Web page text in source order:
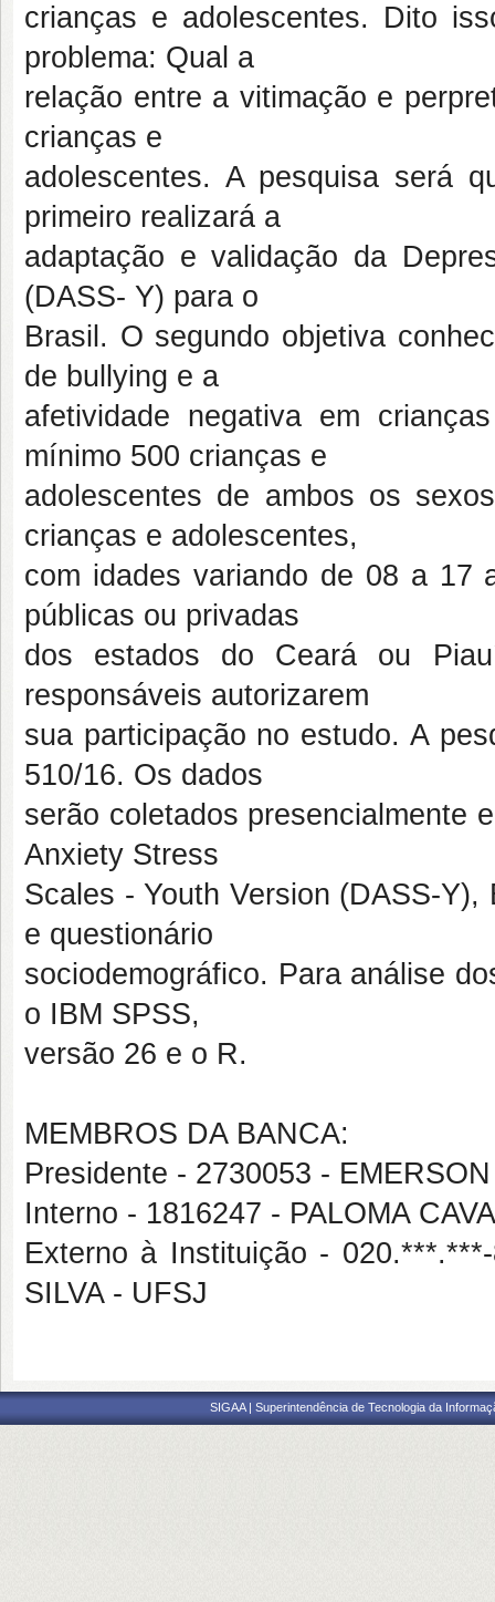
crianças e adolescentes. Dito
problema: Qual a
relação entre a vitimação e
crianças e
adolescentes. A pesquisa será
primeiro realizará a
adaptação e validação da
(DASS- Y) para o
Brasil. O segundo objetiva
de bullying e a
afetividade negativa em
mínimo 500 crianças e
adolescentes de ambos os
crianças e adolescentes,
com idades variando de 08 a 17
públicas ou privadas
dos estados do Ceará ou
responsáveis autorizarem
sua participação no estudo. A
510/16. Os dados
serão coletados presencialmente
Anxiety Stress
Scales - Youth Version (DASS-
e questionário
sociodemográfico. Para análise
o IBM SPSS,
versão 26 e o R.
MEMBROS DA BANCA:
Presidente - 2730053 -
Interno - 1816247 - PALOMA
Externo à Instituição -
SILVA - UFSJ
SIGAA | Superintendência de Tecnologia da